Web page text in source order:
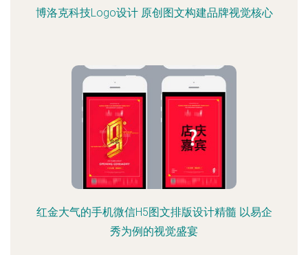
博洛克科技Logo设计 原创图文构建品牌视觉核心
红金大气的手机微信H5图文排版设计精髓 以易企
秀为例的视觉盛宴